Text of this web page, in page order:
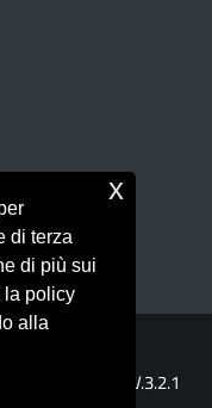
V.3.2.1
di terza
di più sui
la policy
alla
x